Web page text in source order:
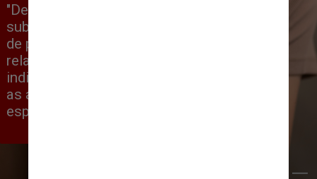
"Dermatologistas também usam essa
substância para tratar a pele vermelha
de pacientes com rosácea. Com
relação às espinhas, ele não tem essa
indicação formal, mas pode amenizar
as áreas avermelhadas ao redor das
espinhas por algumas horas."